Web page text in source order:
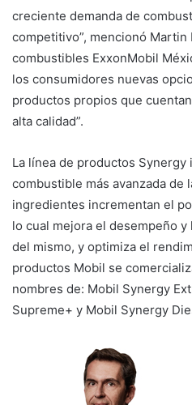
creciente demanda de
competitivo”, mencionó
combustibles ExxonMobil
los consumidores nuevas
productos propios que
alta calidad”.
La línea de productos Synergy
combustible más avanzada de
ingredientes incrementan el
lo cual mejora el desempeño
del mismo, y optimiza el
productos Mobil se
nombres de: Mobil Synergy
Supreme+ y Mobil Synergy